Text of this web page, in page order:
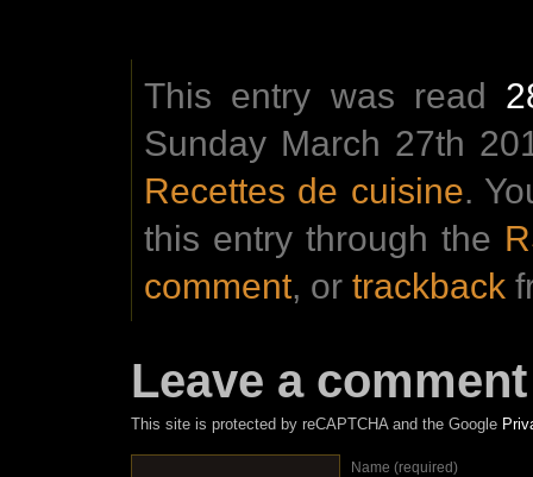
This entry was read
Sunday March 27th
Recettes de cuisine.
this entry through the
comment, or trackback
Leave a comment
This site is protected by reCAPTCHA and the Google
Name (required)